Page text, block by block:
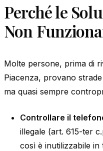
Perché le
Non
Molte persone, prima di
Piacenza, provano
ma quasi sempre
Controllare il
illegale (art. 615-ter
così è inutilizzabile